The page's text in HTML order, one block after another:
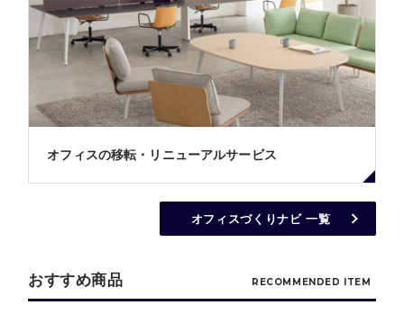
オフィスの移転・リニューアルサービス
オフィスづくりナビ 一覧
おすすめ商品 RECOMMENDED ITEM